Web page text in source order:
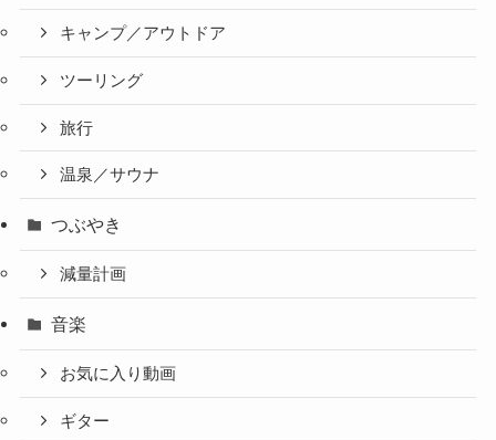
キャンプ／アウトドア
ツーリング
旅行
温泉／サウナ
つぶやき
減量計画
音楽
お気に入り動画
ギター